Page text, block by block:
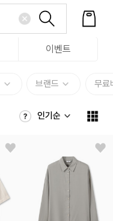
이벤트
브랜드 무료
인기순